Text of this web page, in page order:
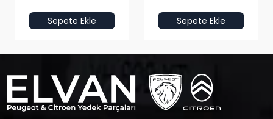
Sepete Ekle Sepete Ekle